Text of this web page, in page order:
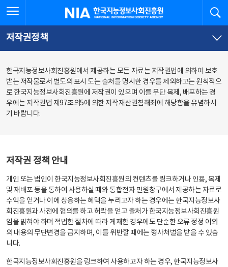
문
로
가
체
뉴
바
가
한국지능정보사회진흥원
저작권정책
한국지능정보사회진흥원에서 제공하는 모든 자료는 저작권법에 의하여 보호
받는 저작물로서 별도의 표시 도는 출처를 명시한 경우를 제외하고는 원칙적으
로 한국지능정보사회진흥원에 저작권이 있으며 이를 무단 복제, 배포하는 경
우에는 저작권법 제97조의5에 의한 저작재산권침해죄에 해당함을 유념하시
기 바랍니다.
저작권 정책 안내
개인 또는 법인이 한국지능정보사회진흥원의 컨텐츠를 링크하거나 인용, 복제
및 재배포 등을 통하여 사용하실 때와 통합전자 민원창구에서 제공하는 자료로
수익을 얻거나 이에 상응하는 혜택을 누리고자 하는 경우에는 한국지능정보사
회진흥원과 사전에 협의를 하고 허락을 얻고 출처가 한국지능정보사회진흥원
임을 밝혀야 하며 적법한 절차에 따라 게재한 경우에도 단순한 오류 정정 이외
의 내용의 무단변경을 금지하며, 이를 위반할 때에는 형사처벌을 받을 수 있습
니다.
한국지능정보사회진흥원을 링크하여 사용하고자 하는 경우, 한국지능정보사